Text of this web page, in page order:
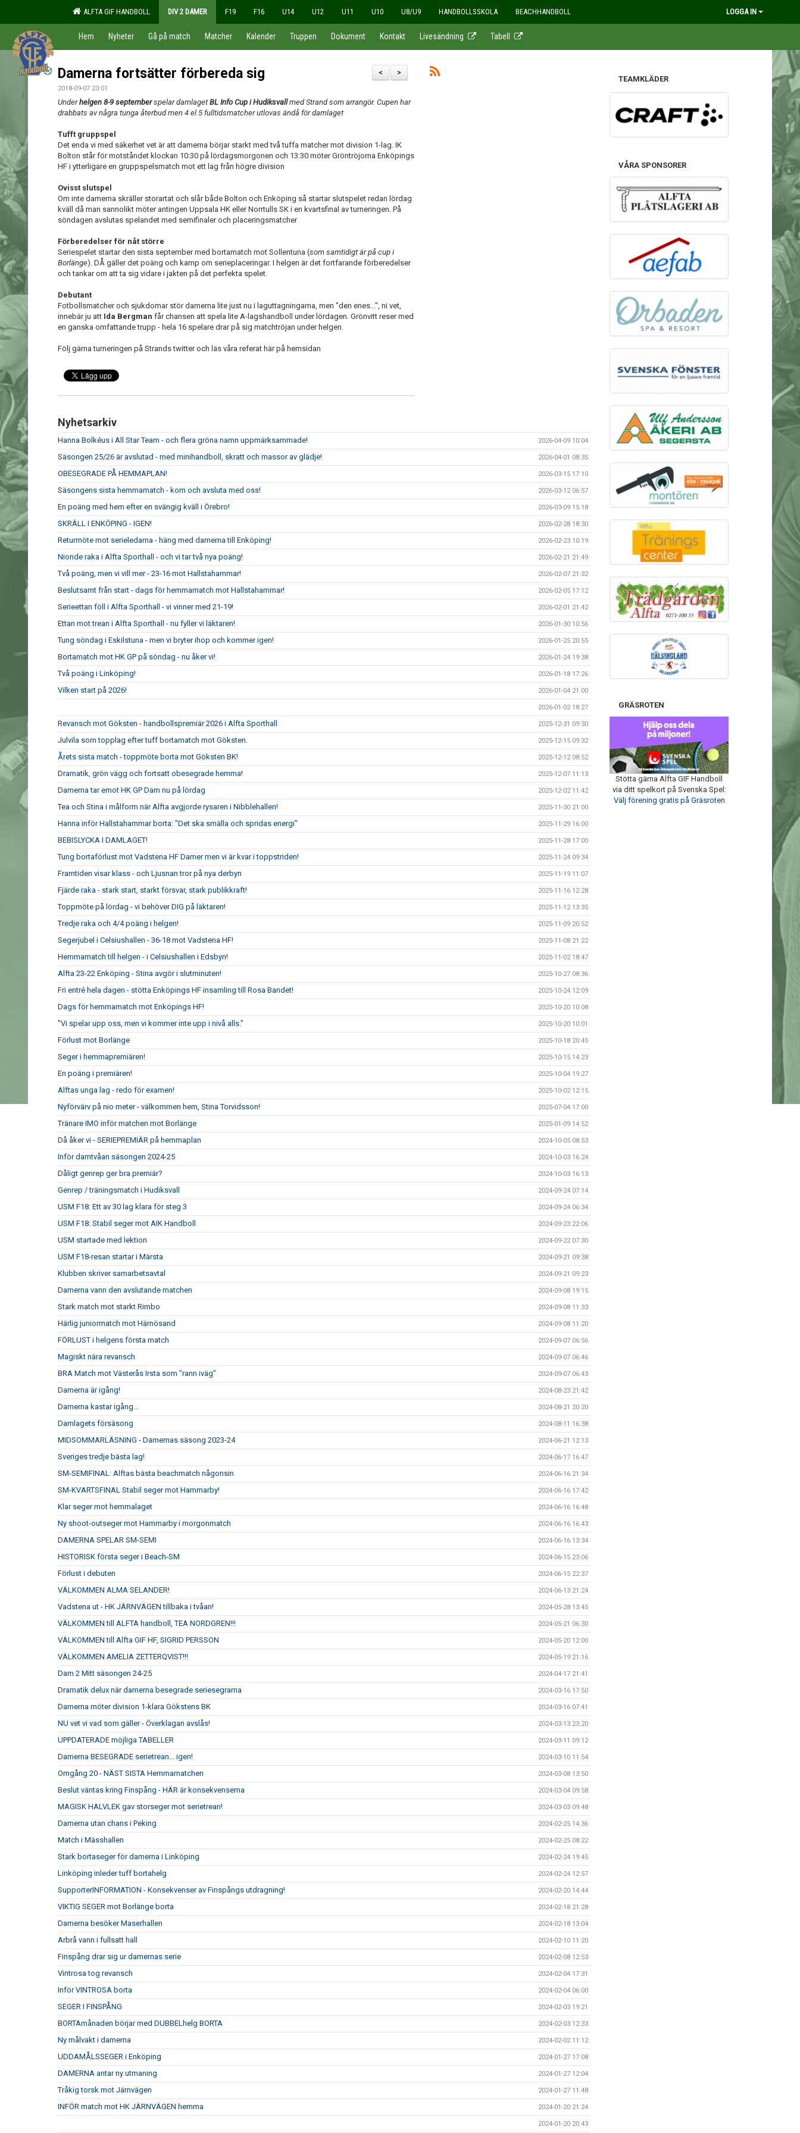
ALFTA GIF HANDBOLL DIV 2 DAMER F19 F16 U14 U12 U11 U10 U8/U9 HANDBOLLSSKOLA BEACHHANDBOLL LOGGA IN
Hem Nyheter Gå på match Matcher Kalender Truppen Dokument Kontakt Livesändning Tabell
>
<
Damerna fortsätter förbereda sig
2018-09-07 23:01
Underhelgen 8-9 septemberspelar damlaget BL Info Cup i Hudiksvallmed Strand som arrangör. Cupen har
drabbats av några tunga återbud men 4 el 5 fulltidsmatcher utlovas ändå för damlaget
Tufft gruppspel
Det enda vi med säkerhet vet är att damerna börjar starkt med två tuffa matcher mot division 1-lag. IK
Bolton står för motståndet klockan 10:30 på lördagsmorgonen och 13:30 möter Gröntröjorna Enköpings
HF i ytterligare en gruppspelsmatch mot ett lag från högre division
Ovisst slutspel
Om inte damerna skräller storartat och slår både Bolton och Enköping så startar slutspelet redan lördag
kväll då man sannolikt möter antingen Uppsala HK eller Norrtulls SK i en kvartsfinal av turneringen. På
söndagen avslutas spelandet med semifinaler och placeringsmatcher
Förberedelser för nåt större
Seriespelet startar den sista september med bortamatch mot Sollentuna (som samtidigt är på cup i
Borlänge). DÅ gäller det poäng och kamp om serieplaceringar. I helgen är det fortfarande förberedelser
och tankar om att ta sig vidare i jakten på det perfekta spelet.
Debutant
Fotbollsmatcher och sjukdomar stör damerna lite just nu i laguttagningarna, men "den enes...", ni vet,
innebär ju att Ida Bergman får chansen att spela lite A-lagshandboll under lördagen. Grönvitt reser med
en ganska omfattande trupp - hela 16 spelare drar på sig matchtröjan under helgen.
Följ gärna turneringen på Strands twitter och läs våra referat här på hemsidan
Nyhetsarkiv
Hanna Bolkéus i All Star Team - och flera gröna namn uppmärksammade! 2026-04-09 10:04
Säsongen 25/26 är avslutad - med minihandboll, skratt och massor av glädje! 2026-04-01 08:35
OBESEGRADE PÅ HEMMAPLAN! 2026-03-15 17:10
Säsongens sista hemmamatch - kom och avsluta med oss! 2026-03-12 06:57
En poäng med hem efter en svängig kväll i Örebro! 2026-03-09 15:18
SKRÄLL I ENKÖPING - IGEN! 2026-02-28 18:30
Returmöte mot serieledarna - häng med damerna till Enköping! 2026-02-23 10:19
Nionde raka i Alfta Sporthall - och vi tar två nya poäng! 2026-02-21 21:49
Två poäng, men vi vill mer - 23-16 mot Hallstahammar! 2026-02-07 21:32
Beslutsamt från start - dags för hemmamatch mot Hallstahammar! 2026-02-05 17:12
Serieettan föll i Alfta Sporthall - vi vinner med 21-19! 2026-02-01 21:42
Ettan mot trean i Alfta Sporthall - nu fyller vi läktaren! 2026-01-30 10:56
Tung söndag i Eskilstuna - men vi bryter ihop och kommer igen! 2026-01-25 20:55
Bortamatch mot HK GP på söndag - nu åker vi! 2026-01-24 19:38
Två poäng i Linköping! 2026-01-18 17:26
Vilken start på 2026! 2026-01-04 21:00
2026-01-02 18:27
Revansch mot Göksten - handbollspremiär 2026 i Alfta Sporthall 2025-12-31 09:30
Julvila som topplag efter tuff bortamatch mot Göksten. 2025-12-15 09:32
Årets sista match - toppmöte borta mot Göksten BK! 2025-12-12 08:52
Dramatik, grön vägg och fortsatt obesegrade hemma! 2025-12-07 11:13
Damerna tar emot HK GP Dam nu på lördag 2025-12-02 11:42
Tea och Stina i målform när Alfta avgjorde rysaren i Nibblehallen! 2025-11-30 21:00
Hanna inför Hallstahammar borta: "Det ska smälla och spridas energi" 2025-11-29 16:00
BEBISLYCKA I DAMLAGET! 2025-11-28 17:00
Tung bortaförlust mot Vadstena HF Damer men vi är kvar i toppstriden! 2025-11-24 09:34
Framtiden visar klass - och Ljusnan tror på nya derbyn 2025-11-19 11:07
Fjärde raka - stark start, starkt försvar, stark publikkraft! 2025-11-16 12:28
Toppmöte på lördag - vi behöver DIG på läktaren! 2025-11-12 13:35
Tredje raka och 4/4 poäng i helgen! 2025-11-09 20:52
Segerjubel i Celsiushallen - 36-18 mot Vadstena HF! 2025-11-08 21:22
Hemmamatch till helgen - i Celsiushallen i Edsbyn! 2025-11-02 18:47
Alfta 23-22 Enköping - Stina avgör i slutminuten! 2025-10-27 08:36
Fri entré hela dagen - stötta Enköpings HF insamling till Rosa Bandet! 2025-10-24 12:09
Dags för hemmamatch mot Enköpings HF! 2025-10-20 10:08
"Vi spelar upp oss, men vi kommer inte upp i nivå alls." 2025-10-20 10:01
Förlust mot Borlänge 2025-10-18 20:45
Seger i hemmapremiären! 2025-10-15 14:23
En poäng i premiären! 2025-10-04 19:27
Alftas unga lag - redo för examen! 2025-10-02 12:15
Nyförvärv på nio meter - välkommen hem, Stina Torvidsson! 2025-07-04 17:00
Tränare IMO inför matchen mot Borlänge 2025-01-09 14:52
Då åker vi - SERIEPREMIÄR på hemmaplan 2024-10-05 08:53
Inför damtvåan säsongen 2024-25 2024-10-03 16:24
Dåligt genrep ger bra premiär? 2024-10-03 16:13
Genrep / träningsmatch i Hudiksvall 2024-09-24 07:14
USM F18: Ett av 30 lag klara för steg 3 2024-09-24 06:34
USM F18: Stabil seger mot AIK Handboll 2024-09-23 22:06
USM startade med lektion 2024-09-22 07:30
USM F18-resan startar i Märsta 2024-09-21 09:38
Klubben skriver samarbetsavtal 2024-09-21 09:23
Damerna vann den avslutande matchen 2024-09-08 19:15
Stark match mot starkt Rimbo 2024-09-08 11:33
Härlig juniormatch mot Härnösand 2024-09-08 11:20
FÖRLUST i helgens första match 2024-09-07 06:56
Magiskt nära revansch 2024-09-07 06:46
BRA Match mot Västerås Irsta som "rann iväg" 2024-09-07 06:43
Damerna är igång! 2024-08-23 21:42
Damerna kastar igång... 2024-08-21 20:20
Damlagets försäsong 2024-08-11 16:38
MIDSOMMARLÄSNING - Damernas säsong 2023-24 2024-06-21 12:13
Sveriges tredje bästa lag! 2024-06-17 16:47
SM-SEMIFINAL: Alftas bästa beachmatch någonsin 2024-06-16 21:34
SM-KVARTSFINAL Stabil seger mot Hammarby! 2024-06-16 17:42
Klar seger mot hemmalaget 2024-06-16 16:48
Ny shoot-outseger mot Hammarby i morgonmatch 2024-06-16 16:43
DAMERNA SPELAR SM-SEMI 2024-06-16 13:34
HISTORISK första seger i Beach-SM 2024-06-15 23:06
Förlust i debuten 2024-06-15 22:37
VÄLKOMMEN ALMA SELANDER! 2024-06-13 21:24
Vadstena ut - HK JÄRNVÄGEN tillbaka i tvåan! 2024-05-28 13:45
VÄLKOMMEN till ALFTA handboll, TEA NORDGREN!!! 2024-05-21 06:30
VÄLKOMMEN till Alfta GIF HF, SIGRID PERSSON 2024-05-20 12:00
VÄLKOMMEN AMELIA ZETTERQVIST!!! 2024-05-19 21:16
Dam 2 Mitt säsongen 24-25 2024-04-17 21:41
Dramatik delux när damerna besegrade seriesegrarna 2024-03-16 17:50
Damerna möter division 1-klara Gökstens BK 2024-03-16 07:41
NU vet vi vad som gäller - Överklagan avslås! 2024-03-13 23:20
UPPDATERADE möjliga TABELLER 2024-03-11 09:12
Damerna BESEGRADE serietrean... igen! 2024-03-10 11:54
Omgång 20 - NÄST SISTA Hemmamatchen 2024-03-08 13:50
Beslut väntas kring Finspång - HÄR är konsekvenserna 2024-03-04 09:58
MAGISK HALVLEK gav storseger mot serietrean! 2024-03-03 09:48
Damerna utan chans i Peking 2024-02-25 14:36
Match i Mässhallen 2024-02-25 08:22
Stark bortaseger för damerna i Linköping 2024-02-24 19:45
Linköping inleder tuff bortahelg 2024-02-24 12:57
SupporterINFORMATION - Konsekvenser av Finspångs utdragning! 2024-02-20 14:44
VIKTIG SEGER mot Borlänge borta 2024-02-18 21:28
Damerna besöker Maserhallen 2024-02-18 13:04
Arbrå vann i fullsatt hall 2024-02-10 11:20
Finspång drar sig ur damernas serie 2024-02-08 12:53
Vintrosa tog revansch 2024-02-04 17:31
Inför VINTROSA borta 2024-02-04 06:00
SEGER I FINSPÅNG 2024-02-03 19:21
BORTAmånaden börjar med DUBBELhelg BORTA 2024-02-03 12:33
Ny målvakt i damerna 2024-02-02 11:12
UDDAMÅLSSEGER i Enköping 2024-01-27 17:08
DAMERNA antar ny utmaning 2024-01-27 12:04
Tråkig torsk mot Järnvägen 2024-01-27 11:48
INFÖR match mot HK JÄRNVÄGEN hemma 2024-01-20 21:24
2024-01-20 20:43
TEAMKLÄDER
VÅRA SPONSORER
GRÄSROTEN
Stötta gärna Alfta GIF Handboll
via ditt spelkort på Svenska Spel:
Välj förening gratis på Gräsroten